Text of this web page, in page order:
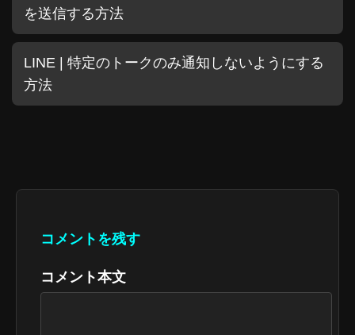
を送信する方法
LINE | 特定のトークのみ通知しないようにする
方法
コメントを残す
コメント本文